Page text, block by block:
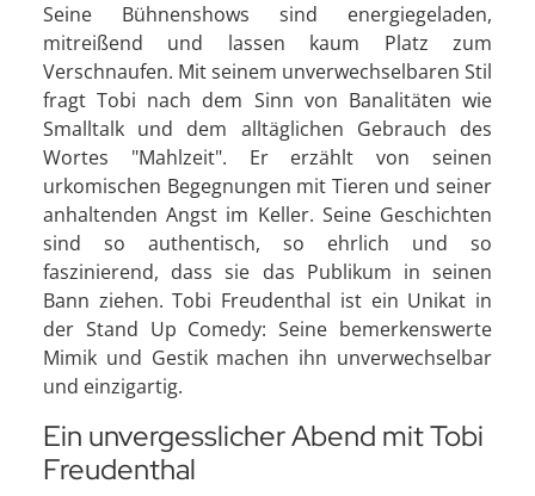
Seine Bühnenshows sind energiegeladen,
mitreißend und lassen kaum Platz zum
Verschnaufen. Mit seinem unverwechselbaren Stil
fragt Tobi nach dem Sinn von Banalitäten wie
Smalltalk und dem alltäglichen Gebrauch des
Wortes "Mahlzeit". Er erzählt von seinen
urkomischen Begegnungen mit Tieren und seiner
anhaltenden Angst im Keller. Seine Geschichten
sind so authentisch, so ehrlich und so
faszinierend, dass sie das Publikum in seinen
Bann ziehen. Tobi Freudenthal ist ein Unikat in
der Stand Up Comedy: Seine bemerkenswerte
Mimik und Gestik machen ihn unverwechselbar
und einzigartig.
Ein unvergesslicher Abend mit Tobi
Freudenthal